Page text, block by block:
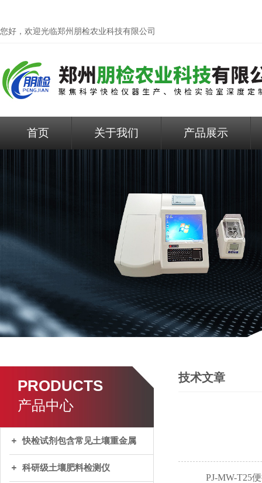
您好，欢迎光临郑州朋检农业科技有限公司
首页 关于我们 产品展示
PRODUCTS
产品中心
快检试剂包含常见土壤重金属
科研级土壤肥料检测仪
技术文章
PJ-MW-T25